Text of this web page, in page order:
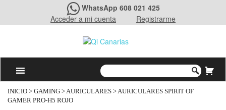
WhatsApp 608 021 425
Acceder a mi cuenta
Registrarme
INICIO > GAMING >AURICULARES > AURICULARES SPIRIT OF
GAMER PRO-H5 ROJO